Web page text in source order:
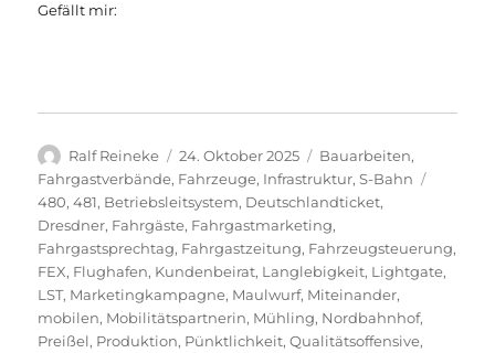
Gefällt mir:
Autor
Ralf Reineke
Veröffentlicht
am
24. Oktober 2025 Kategorien
Bauarbeiten,
Fahrgastverbände, Fahrzeuge, Infrastruktur,S-Bahn
480,481, Betriebsleitsystem, Deutschlandticket,
Dresdner, Fahrgäste, Fahrgastmarketing,
Fahrgastsprechtag, Fahrgastzeitung, Fahrzeugsteuerung,
FEX, Flughafen, Kundenbeirat, Langlebigkeit, Lightgate,
LST, Marketingkampagne, Maulwurf, Miteinander,
mobilen, Mobilitätspartnerin, Mühling, Nordbahnhof,
Preißel, Produktion, Pünktlichkeit,Qualitätsoffensive,